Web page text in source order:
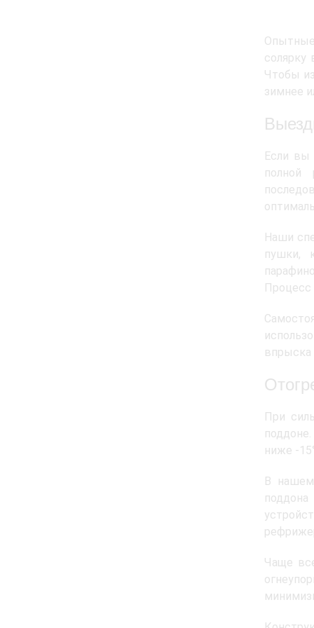
Опытные
солярку
Чтобы
зимнее
Если вы
полной
Наши
пушки,
Процесс
впрыска
При
ниже -
В нашем
Чаще